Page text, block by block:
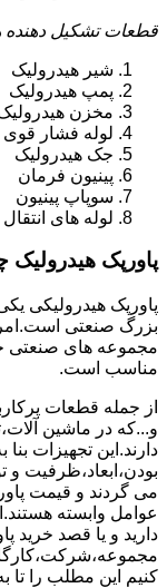
قطعات تشکیل دهنده
شیر هیدرولیک
پمپ هیدرولیک
مخزن
لوله فشار قوی
جک هیدرولیک
پینیون فرمان
سوپاپ پینیون
لوله های
پاورپک
پاورپک هیدرولیکی
بزرگ صنعتی
مجموعه های صنعتی
مناسب است.
از جمله قطعات
و...که در ماشین
دارند.این تجهیزات
بودن،ابعاد،ظرفیت
می گردند و قیمت
عوامل وابسته
دارید و یا قصد خرید
کنیم این مطلب را تا به